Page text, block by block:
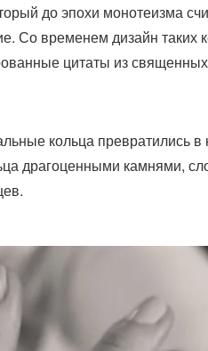
до эпохи монотеизма
Со временем дизайн таких
цитаты из
кольца превратились
драгоценными камнями,